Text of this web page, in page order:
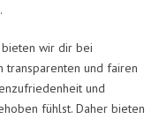
wir dir bei
transparenten und fairen
und
fühlst. Daher bieten